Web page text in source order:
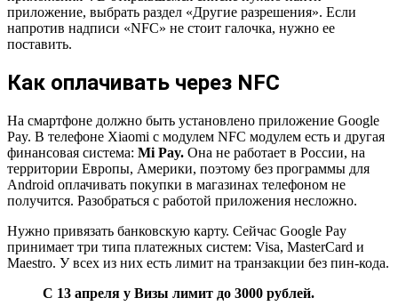
приложение, выбрать раздел «Другие разрешения». Если
напротив надписи «NFC» не стоит галочка, нужно ее
поставить.
Как оплачивать через NFC
На смартфоне должно быть установлено приложение Google
Pay. В телефоне Xiaomi с модулем NFC модулем есть и другая
финансовая система: Mi Pay. Она не работает в России, на
территории Европы, Америки, поэтому без программы для
Android оплачивать покупки в магазинах телефоном не
получится. Разобраться с работой приложения несложно.
Нужно привязать банковскую карту. Сейчас Google Pay
принимает три типа платежных систем: Visa, MasterCard и
Maestro. У всех из них есть лимит на транзакции без пин-кода.
С 13 апреля у Визы лимит до 3000 рублей.